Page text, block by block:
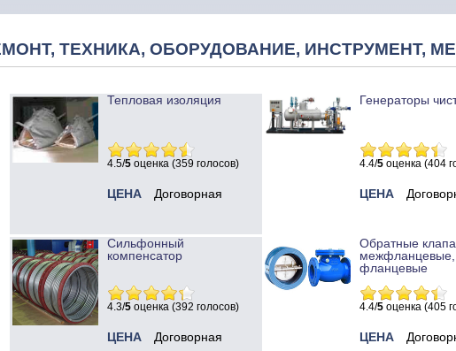
ТЕХНИКА, ОБОРУДОВАНИЕ, ИНСТРУМЕНТ,
Тепловая изоляция
4.5/5 оценка (359 голосов)
ЦЕНА Договорная
Генераторы
4.4/5 оценка (404
ЦЕНА
Сильфонный
компенсатор
4.3/5 оценка (392 голосов)
ЦЕНА Договорная
Обратные
межфланцевые,
фланцевые
4.4/5 оценка (405
ЦЕНА